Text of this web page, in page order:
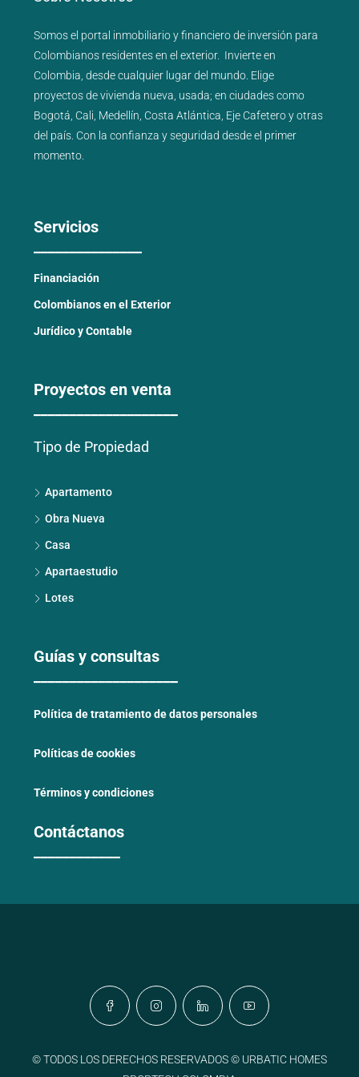
Somos el portal inmobiliarioyfinancierode inversión para
Colombianos residentes en el exterior. Invierte en
Colombia, desde cualquier lugar del mundo. Elige
proyectos devivienda nueva usada; en ciudades como
Bogotá Cali Medellín Costa Atlántica Eje Cafeteroyotras
del país . Con la confianza y seguridad desde el primer
momento.
Servicios
Financiación
Colombianos en el Exterior
Jurídico y Contable
Proyectos en venta
Tipo de Propiedad
Apartamento
Obra Nueva
Casa
Apartaestudio
Lotes
Guías y consultas
Política de tratamiento de datos personales
Políticas de cookies
Términos y condiciones
Contáctanos
© TODOS LOS DERECHOS RESERVADOS © URBATIC HOMES